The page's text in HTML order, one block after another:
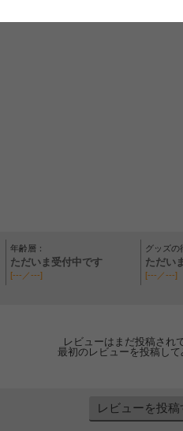
年齢層：
ただいま受付中です
[---／---]
グッズの
ただい
[---／---]
レビューはまだ投稿され
最初のレビューを投稿して
レビューを投稿